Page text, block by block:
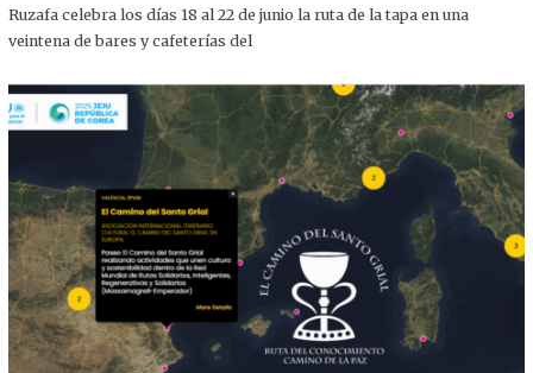
I
O
0
2
5
Ruzafa celebra los días 18 al 22 de junio la ruta de la tapa en una
veintena de bares y cafeterías del